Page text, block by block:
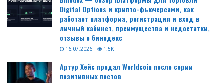
Digital Options и крипто-фьючерсами, как
работает платформа, регистрация и вход в
личный кабинет, преимущества и недостатки,
отзывы о бинодекс
16.07.2026 1.5K
Артур Хейс продал Worldcoin после серии
позитивных постов